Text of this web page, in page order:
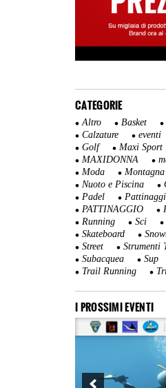
CATEGORIE
Altro Basket
Calzature
eventi
Golf
Maxi Sport
MAXIDONNA
Moda
Montagna
Nuoto e Piscina
Padel
PATTINAGGIO
Running
Sci
Skateboard
Street
Strumenti
Subacquea
Sup
Trail Running
I PROSSIMI EVENTI